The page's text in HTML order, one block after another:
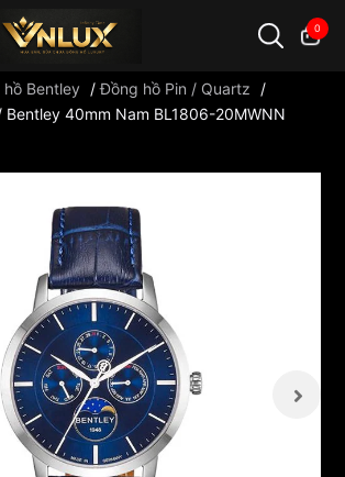
0
Bentley /Đồng hồ Pin / Quartz
/
Bentley 40mm Nam BL1806-20MWNN